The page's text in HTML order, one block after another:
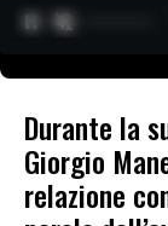
Durante la
Giorgio
relazione